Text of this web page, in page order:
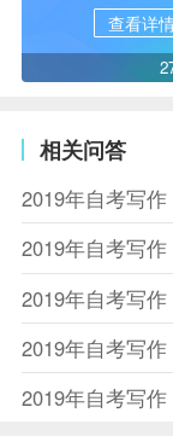
查看详
相关问答
2019年自考写
2019年自考写
2019年自考写
2019年自考写
2019年自考写